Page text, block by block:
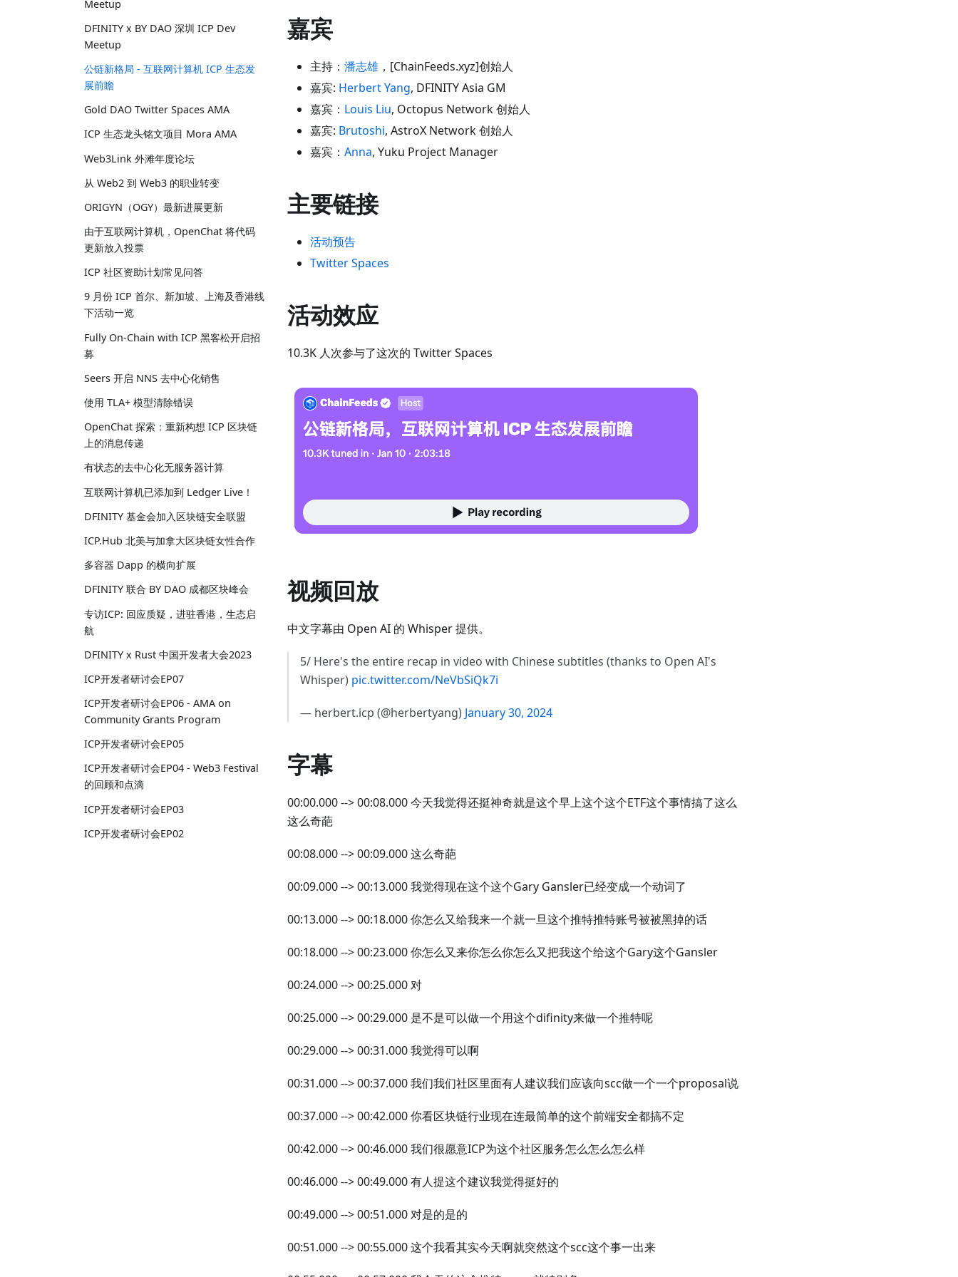
Meetup
DFINITY x BY DAO 深圳 ICP Dev
Meetup
公链新格局 - 互联网计算机 ICP 生态发
展前瞻
Gold DAO Twitter Spaces AMA
ICP 生态龙头铭文项目 Mora AMA
Web3Link 外滩年度论坛
从 Web2 到 Web3 的职业转变
ORIGYN（OGY）最新进展更新
由于互联网计算机，OpenChat 将代码
更新放入投票
ICP 社区资助计划常见问答
9 月份 ICP 首尔、新加坡、上海及香港线
下活动一览
Fully On-Chain with ICP 黑客松开启招
募
Seers 开启 NNS 去中心化销售
使用 TLA+ 模型清除错误
OpenChat 探索：重新构想 ICP 区块链
上的消息传递
有状态的去中心化无服务器计算
互联网计算机已添加到 Ledger Live！
DFINITY 基金会加入区块链安全联盟
ICP.Hub 北美与加拿大区块链女性合作
多容器 Dapp 的横向扩展
DFINITY 联合 BY DAO 成都区块峰会
专访ICP: 回应质疑，进驻香港，生态启
航
DFINITY x Rust 中国开发者大会2023
ICP开发者研讨会EP07
ICP开发者研讨会EP06 - AMA on
Community Grants Program
ICP开发者研讨会EP05
ICP开发者研讨会EP04 - Web3 Festival
的回顾和点滴
ICP开发者研讨会EP03
ICP开发者研讨会EP02
嘉宾
主持： 潘志雄 ， [ChainFeeds.xyz]创始人
嘉宾: Herbert Yang, DFINITY Asia GM
嘉宾： Louis Liu, Octopus Network 创始人
嘉宾: Brutoshi, AstroX Network 创始人
嘉宾： Anna, Yuku Project Manager
主要链接
活动预告
Twitter Spaces
活动效应
10.3K 人次参与了这次的 Twitter Spaces
视频回放
中文字幕由 Open AI 的 Whisper 提供。
5/ Here's the entire recap in video with Chinese subtitles (thanks to Open AI's
Whisper) pic.twitter.com/NeVbSiQk7i
— herbert.icp (@herbertyang) January 30, 2024
字幕
00:00.000 --> 00:08.000 今天我觉得还挺神奇就是这个早上这个这个ETF这个事情搞了这么
这么奇葩
00:08.000 --> 00:09.000 这么奇葩
00:09.000 --> 00:13.000 我觉得现在这个这个Gary Gansler已经变成一个动词了
00:13.000 --> 00:18.000 你怎么又给我来一个就一旦这个推特推特账号被被黑掉的话
00:18.000 --> 00:23.000 你怎么又来你怎么你怎么又把我这个给这个Gary这个Gansler
00:24.000 --> 00:25.000 对
00:25.000 --> 00:29.000 是不是可以做一个用这个difinity来做一个推特呢
00:29.000 --> 00:31.000 我觉得可以啊
00:31.000 --> 00:37.000 我们我们社区里面有人建议我们应该向scc做一个一个proposal说
00:37.000 --> 00:42.000 你看区块链行业现在连最简单的这个前端安全都搞不定
00:42.000 --> 00:46.000 我们很愿意ICP为这个社区服务怎么怎么怎么样
00:46.000 --> 00:49.000 有人提这个建议我觉得挺好的
00:49.000 --> 00:51.000 对是的是的
00:51.000 --> 00:55.000 这个我看其实今天啊就突然这个scc这个事一出来